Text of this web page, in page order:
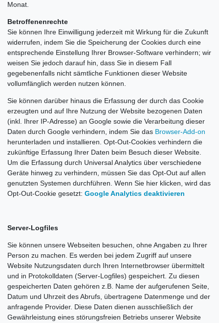
Monat.
Betroffenenrechte
Sie können Ihre Einwilligung jederzeit mit Wirkung für die Zukunft
widerrufen, indem Sie die Speicherung der Cookies durch eine
entsprechende Einstellung Ihrer Browser-Software verhindern; wir
weisen Sie jedoch darauf hin, dass Sie in diesem Fall
gegebenenfalls nicht sämtliche Funktionen dieser Website
vollumfänglich werden nutzen können.
Sie können darüber hinaus die Erfassung der durch das Cookie
erzeugten und auf Ihre Nutzung der Website bezogenen Daten
(inkl. Ihrer IP-Adresse) an Google sowie die Verarbeitung dieser
Daten durch Google verhindern, indem Sie das Browser-Add-on
herunterladen und installieren. Opt-Out-Cookies verhindern die
zukünftige Erfassung Ihrer Daten beim Besuch dieser Website.
Um die Erfassung durch Universal Analytics über verschiedene
Geräte hinweg zu verhindern, müssen Sie das Opt-Out auf allen
genutzten Systemen durchführen. Wenn Sie hier klicken, wird das
Opt-Out-Cookie gesetzt: Google Analytics deaktivieren
Server-Logfiles
Sie können unsere Webseiten besuchen, ohne Angaben zu Ihrer
Person zu machen. Es werden bei jedem Zugriff auf unsere
Website Nutzungsdaten durch Ihren Internetbrowser übermittelt
und in Protokolldaten (Server-Logfiles) gespeichert. Zu diesen
gespeicherten Daten gehören z.B. Name der aufgerufenen Seite,
Datum und Uhrzeit des Abrufs, übertragene Datenmenge und der
anfragende Provider. Diese Daten dienen ausschließlich der
Gewährleistung eines störungsfreien Betriebs unserer Website